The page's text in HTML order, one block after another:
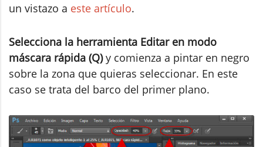
un vistazo a este artículo.
Selecciona la herramienta Editar en modo
máscara rápida (Q)y comienza a pintar en negro
sobre la zona que quieras seleccionar. En este
caso se trata del barco del primer plano.